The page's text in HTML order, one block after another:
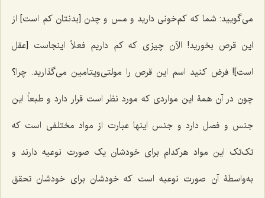
مى‌گویید: شما که کم‌خونى دارید و مس و چدن [بدنتان کم است] از
این قرص بخورید! الآن چیزی که کم داریم فعلاً اینجاست [عقل
است]! فرض کنید اسم این قرص را مولتی‌ویتامین می‌گذارید. چرا؟
چون در آن همۀ این مواردى که مورد نظر است قرار دارد و طبعاً این
جنس و فصل دارد و جنس اینها عبارت از مواد مختلفى است که
تک‌تک این مواد هرکدام براى خودشان یک صورت نوعیه دارند و
به‌واسطۀ آن صورت نوعیه است که خودشان براى خودشان تحقق